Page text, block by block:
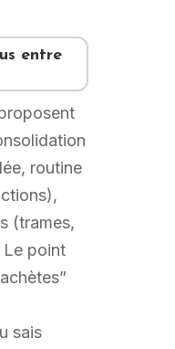
entre
routine
(trames,
Le point
sais